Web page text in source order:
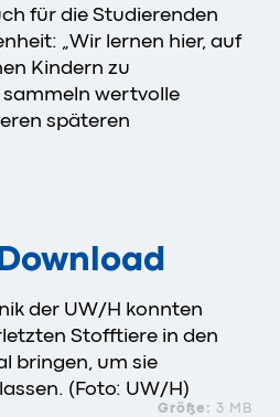
für die Studierenden
„Wir lernen hier, auf
Kindern zu
wertvolle
späteren
der UW/H konnten
Stofftiere in den
bringen, um sie
(Foto: UW/H)
Größe: 3 MB